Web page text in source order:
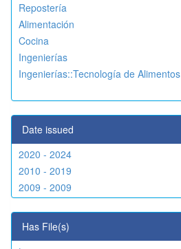
Repostería
Alimentación
Cocina
Ingenierías
Ingenierías::Tecnología de Alimentos
Date issued
2020 - 2024
2010 - 2019
2009 - 2009
Has File(s)